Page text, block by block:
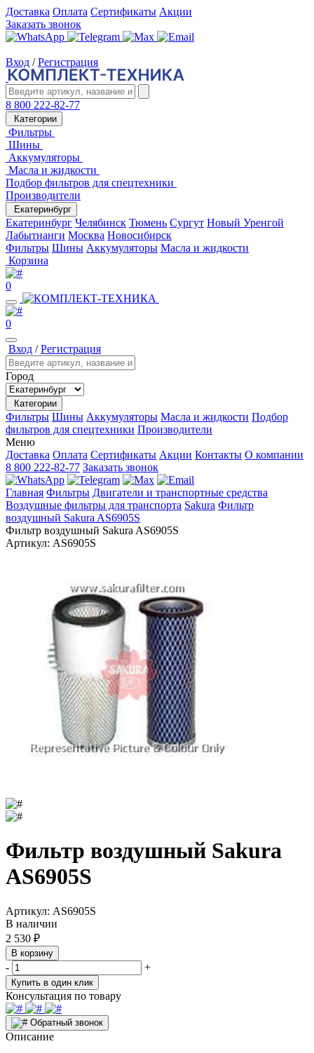
Доставка Оплата Сертификаты Акции
Заказать звонок
Вход / Регистрация
8 800 222-82-77
Категории
Фильтры
Шины
Аккумуляторы
Масла и жидкости
Подбор фильтров для спецтехники
Производители
Екатеринбург
Екатеринбург Челябинск Тюмень Сургут Новый Уренгой
Лабытнанги Москва Новосибирск
Фильтры Шины Аккумуляторы Масла и жидкости
Корзина
0
0
Вход /Регистрация
Город
Категории
Фильтры Шины Аккумуляторы Масла и жидкости Подбор
фильтров для спецтехники Производители
Меню
Доставка Оплата Сертификаты Акции Контакты О компании
8 800 222-82-77 Заказать звонок
Главная Фильтры Двигатели и транспортные средства
Воздушные фильтры для транспорта Sakura Фильтр
воздушный Sakura AS6905S
Фильтр воздушный Sakura AS6905S
Артикул: AS6905S
Фильтр воздушный Sakura
AS6905S
Артикул: AS6905S
В наличии
2 530 ₽
В корзину
- +
Купить в один клик
Консультация по товару
Обратный звонок
Описание